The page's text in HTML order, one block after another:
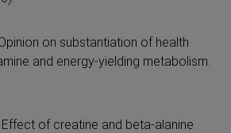
on substantiation of health
and energy-yielding metabolism.
Effect of creatine and beta-alanine